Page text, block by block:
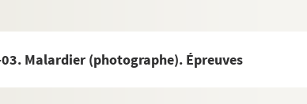
Malardier (photographe). Épreuves